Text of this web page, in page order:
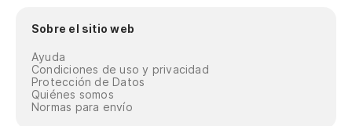
Sobre el sitio web
Ayuda
Condiciones de uso y privacidad
Protección de Datos
Quiénes somos
Normas para envío